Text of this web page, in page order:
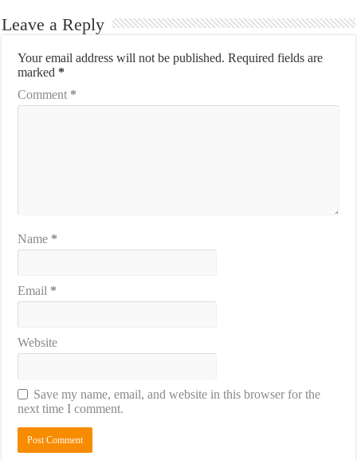
Leave a Reply
Your email address will not be published. Required fields are
marked *
Comment *
Name *
Email *
Website
Save my name, email, and website in this browser for the
next time I comment.